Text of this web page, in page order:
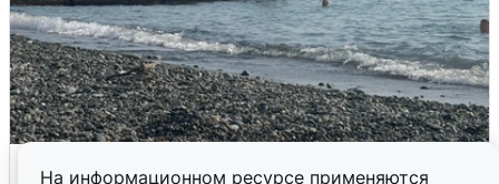
На информационном ресурсе применяются